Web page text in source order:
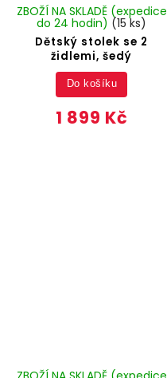
Dětský stolek se 2
židlemi, šedý
ZBOŽÍ NA SKLADĚ (expedice
do 24 hodin) (15 ks)
1 899 Kč
Do košíku